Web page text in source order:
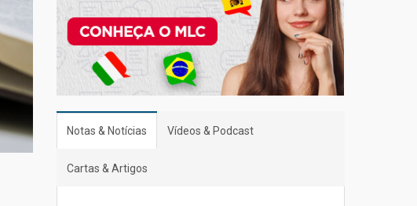
Notas & Notícias Vídeos & Podcast
Cartas & Artigos